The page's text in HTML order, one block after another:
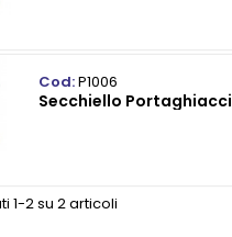
Cod:P1006
Secchiello
1-2 su 2 articoli